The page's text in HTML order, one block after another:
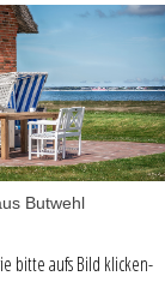
Butwehl
bitte aufs Bild klicken-